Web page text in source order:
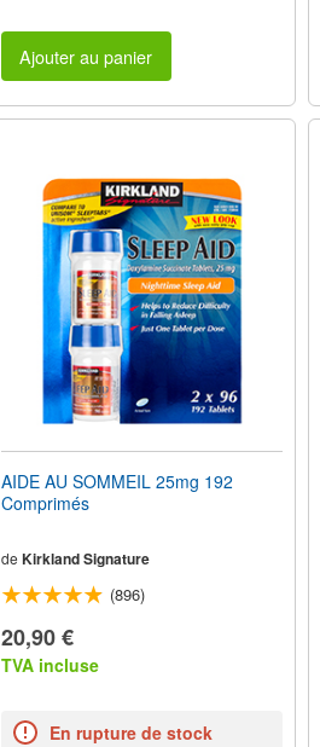
Ajouter au panier
AIDE AU SOMMEIL 25mg 192
Comprimés
de Kirkland Signature
(896)
20,90 €
TVA incluse
En rupture de stock